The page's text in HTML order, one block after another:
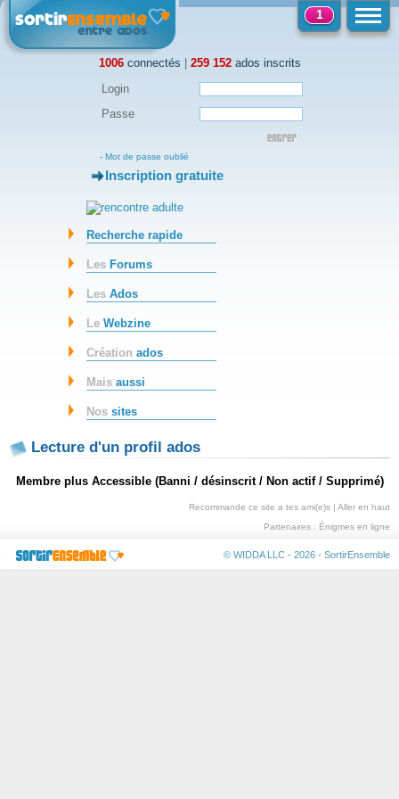
1006connectés | 259 152ados inscrits
1
Login
Passe
- Mot de passe oublié
-Inscription gratuite
Recherche rapide
Les Forums
LesAdos
LeWebzine
Créationados
Maisaussi
Nossites
Lecture d'un profil ados
Membre plus Accessible (Banni / désinscrit / Non actif / Supprimé)
Recommande ce site a tes ami(e)s
Aller en haut
Partenaires : Énigmes en ligne
© WIDDA LLC - 2026 - SortirEnsemble